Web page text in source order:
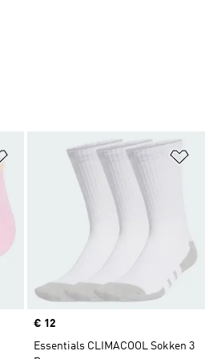
Op verlanglijst zetten
Price
€ 12
Essentials CLIMACOOL Sokken 3